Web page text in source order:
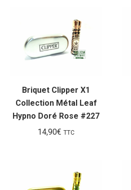
Briquet Clipper X1
Collection Métal Leaf
Hypno Doré Rose #227
14,90€ TTC